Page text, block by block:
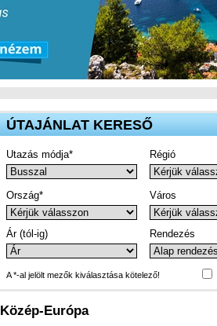
ÚTAJÁNLAT KERESŐ
Utazás módja* Régió
Ország* Város
Ár (tól-ig) Rendezés
A *-al jelölt mezők kiválasztása kötelező!
Közép-Európa